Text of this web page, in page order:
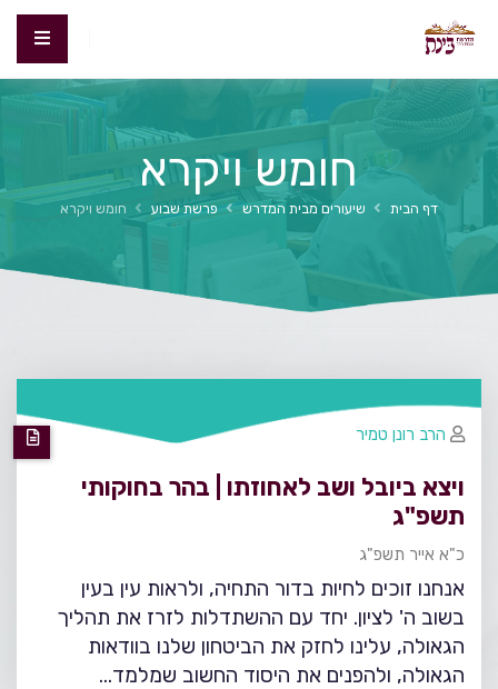
חומש ויקרא
דף הבית שיעורים מבית המדרש פרשת שבוע חומש ויקרא
ויצא ביובל ושב לאחוזתו | בהר בחוקותי
תשפ"ג
כ"א אייר תשפ"ג
אנחנו זוכים לחיות בדור התחיה, ולראות עין בעין
בשוב ה' לציון. יחד עם ההשתדלות לזרז את תהליך
הגאולה, עלינו לחזק את הביטחון שלנו בוודאות
הגאולה, ולהפנים את היסוד החשוב שמלמד…
הרב רונן טמיר